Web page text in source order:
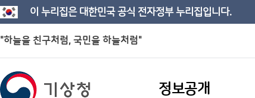
이 누리집은 대한민국 공식 전자정부 누리집입니다.
"하늘을 친구처럼, 국민을 하늘처럼"
정보공개